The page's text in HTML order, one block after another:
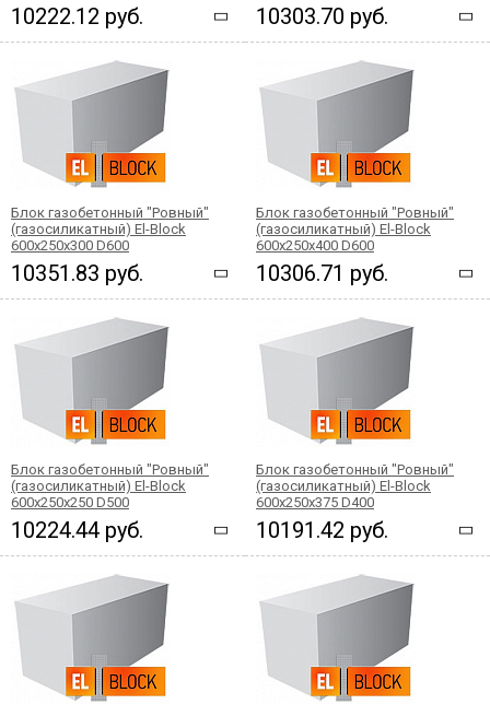
10222.12 руб. 10303.70 руб.
Блок газобетонный "Ровный"
(газосиликатный) El-Block
600х250х300 D600
10351.83 руб.
Блок газобетонный "Ровный"
(газосиликатный) El-Block
600х250х400 D600
10306.71 руб.
Блок газобетонный "Ровный"
(газосиликатный) El-Block
600х250х250 D500
10224.44 руб.
Блок газобетонный "Ровный"
(газосиликатный) El-Block
600х250х375 D400
10191.42 руб.